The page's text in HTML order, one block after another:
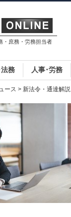
・庶務・労務担当者
務 人事･労務
ース > 新法令・通達解説